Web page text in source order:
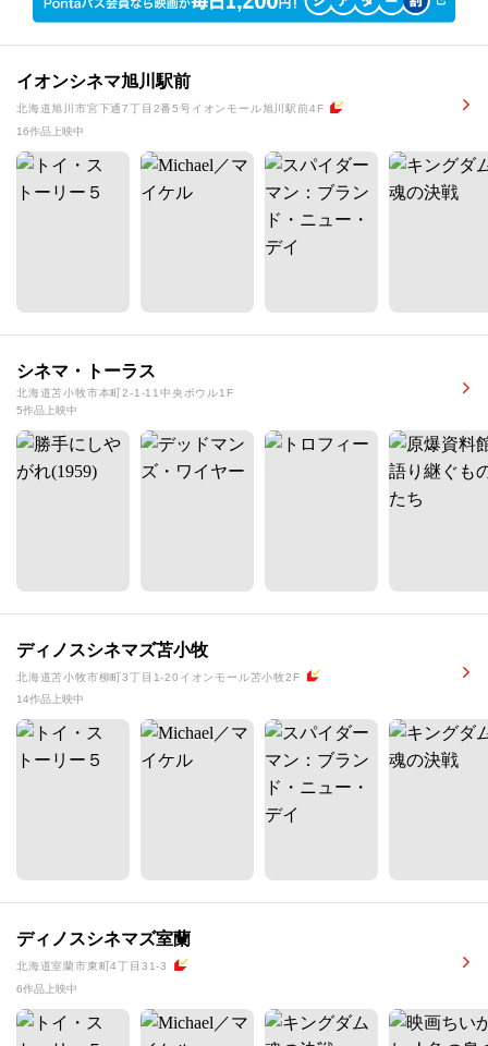
イオンシネマ旭川駅前
北海道旭川市宮下通7丁目2番5号イオンモール旭川駅前4F
16作品上映中
シネマ・トーラス
北海道苫小牧市本町2-1-11中央ボウル1F
5作品上映中
ディノスシネマズ苫小牧
北海道苫小牧市柳町3丁目1-20イオンモール苫小牧2F
14作品上映中
ディノスシネマズ室蘭
北海道室蘭市東町4丁目31-3
6作品上映中